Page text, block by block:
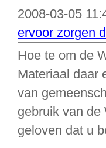
2008-03-05
ervoor zorgen
Hoe te om de
Materiaal daar
van
gebruik van de
geloven dat u